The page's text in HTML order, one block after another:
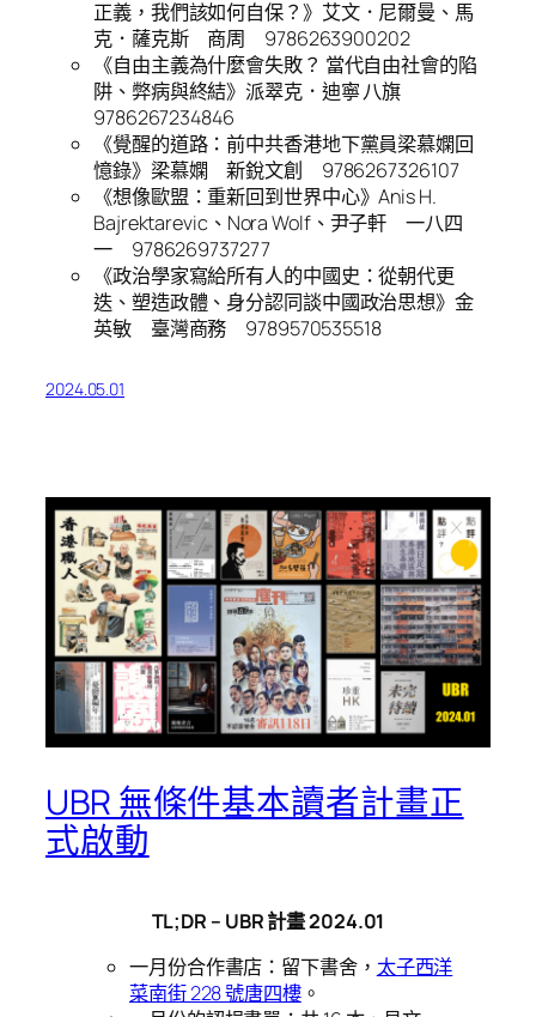
正義，我們該如何自保？》艾文．尼爾曼、馬
克．薩克斯 商周 9786263900202
《自由主義為什麼會失敗？ 當代自由社會的陷
阱、弊病與終結》派翠克．迪寧 八旗
9786267234846
《覺醒的道路：前中共香港地下黨員梁慕嫻回
憶錄》梁慕嫻 新銳文創 9786267326107
《想像歐盟：重新回到世界中心》Anis H.
Bajrektarevic、Nora Wolf、尹子軒 一八四
一 9786269737277
《政治學家寫給所有人的中國史：從朝代更
迭、塑造政體、身分認同談中國政治思想》金
英敏 臺灣商務 9789570535518
2024.05.01
UBR 無條件基本讀者計畫正
式啟動
TL;DR – UBR 計畫 2024.01
一月份合作書店：留下書舍， 太子西洋
菜南街 228 號唐四樓。